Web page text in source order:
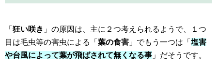
「 狂い咲き 」の原因は、主に２つ考えられるようで、１つ
目は毛虫等の害虫による「 葉の食害 」でもう一つは「 塩害
や台風によって葉が飛ばされて無くなる事 」だそうです。